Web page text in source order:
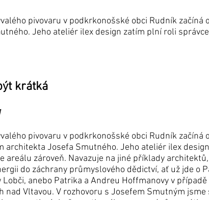
pivovaru v podkrkonošské obci Rudník začíná
Jeho ateliér ilex design zatím plní roli
krátká
pivovaru v podkrkonošské obci Rudník začíná
architekta Josefa Smutného. Jeho ateliér ilex
areálu zároveň. Navazuje na jiné příklady
do záchrany průmyslového dědictví, ať už jde o
anebo Patrika a Andreu Hoffmanovy v případě
nad Vltavou. V rozhovoru s Josefem Smutným jsme